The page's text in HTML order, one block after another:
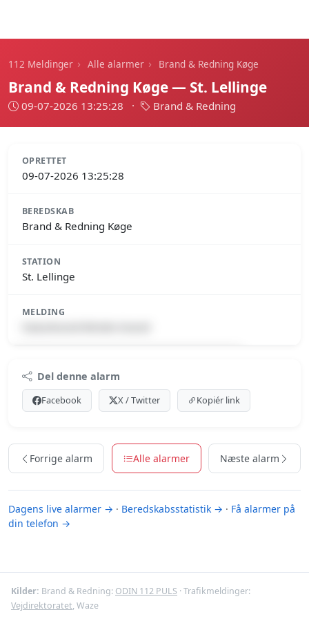
112 Meldinger › Alle alarmer › Brand & Redning Køge
Brand & Redning Køge — St. Lellinge
09-07-2026 13:25:28 · Brand & Redning
OPRETTET
09-07-2026 13:25:28
BEREDSKAB
Brand & Redning Køge
STATION
St. Lellinge
MELDING
Premium indhold
Log ind med Premium for at se meldingen.
Se Premium-muligheder
Del denne alarm
Facebook X / Twitter Kopiér link
Forrige alarm Alle alarmer Næste alarm
Dagens live alarmer → · Beredskabsstatistik → · Få alarmer på
din telefon →
Kilder: Brand & Redning: ODIN 112 PULS · Trafikmeldinger:
Vejdirektoratet, Waze